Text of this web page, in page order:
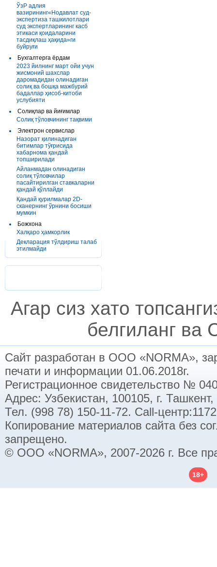
ЎзР адлия
вазирининг«Нодавлат суд-
экспертиза ташкилотлари
суд экспертларининг касб
этикаси қоидаларини
тасдиқлаш ҳақида»ги
буйруғи
Бухгалтерга ёрдам
2023 йилнинг март ойи учун
жисмоний шахслар
даромадидан олинадиган
солиқ ва бошқа мажбурий
бадаллар ҳисоб-китоби
услубияти
Солиқлар ва йиғимлар
Солиқ тўловчининг тақвими
Электрон сервислар
Назорат қилинадиган
битимлар тўғрисида
хабарнома қандай
топширилади
Айланмадан олинадиган
солиқ тўловчилар
пасайтирилган ставкаларни
қандай қўллайди
Қандай қурилмалар 2D-
сканернинг ўрнини босиши
мумкин
Божхона
Халқаро ҳамкорлик
Декларация тўлдириш талаб
этилмайди
Агар сиз хато
белгиланг ва
Сайт разработан в ООО «NORMA»,
печати и информации 01.06.2018г.
Регистрационное свидетельство №
Адрес: Узбекистан, 100105, г.
Тел. (998 78) 150-11-72. Call-
Копирование материалов сайта без
запрещено.
© ООО «NORMA», 2007-2026 г. Все
18+